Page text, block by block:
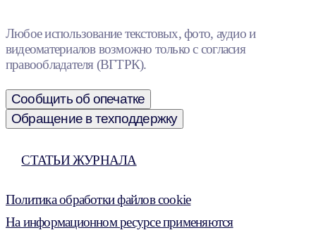
Любое использование текстовых, фото, аудио и
видеоматериалов возможно только с согласия
правообладателя (ВГТРК).
Сообщить об опечатке
Обращение в техподдержку
СТАТЬИ ЖУРНАЛА
Политика обработки файлов cookie
На информационном ресурсе применяются